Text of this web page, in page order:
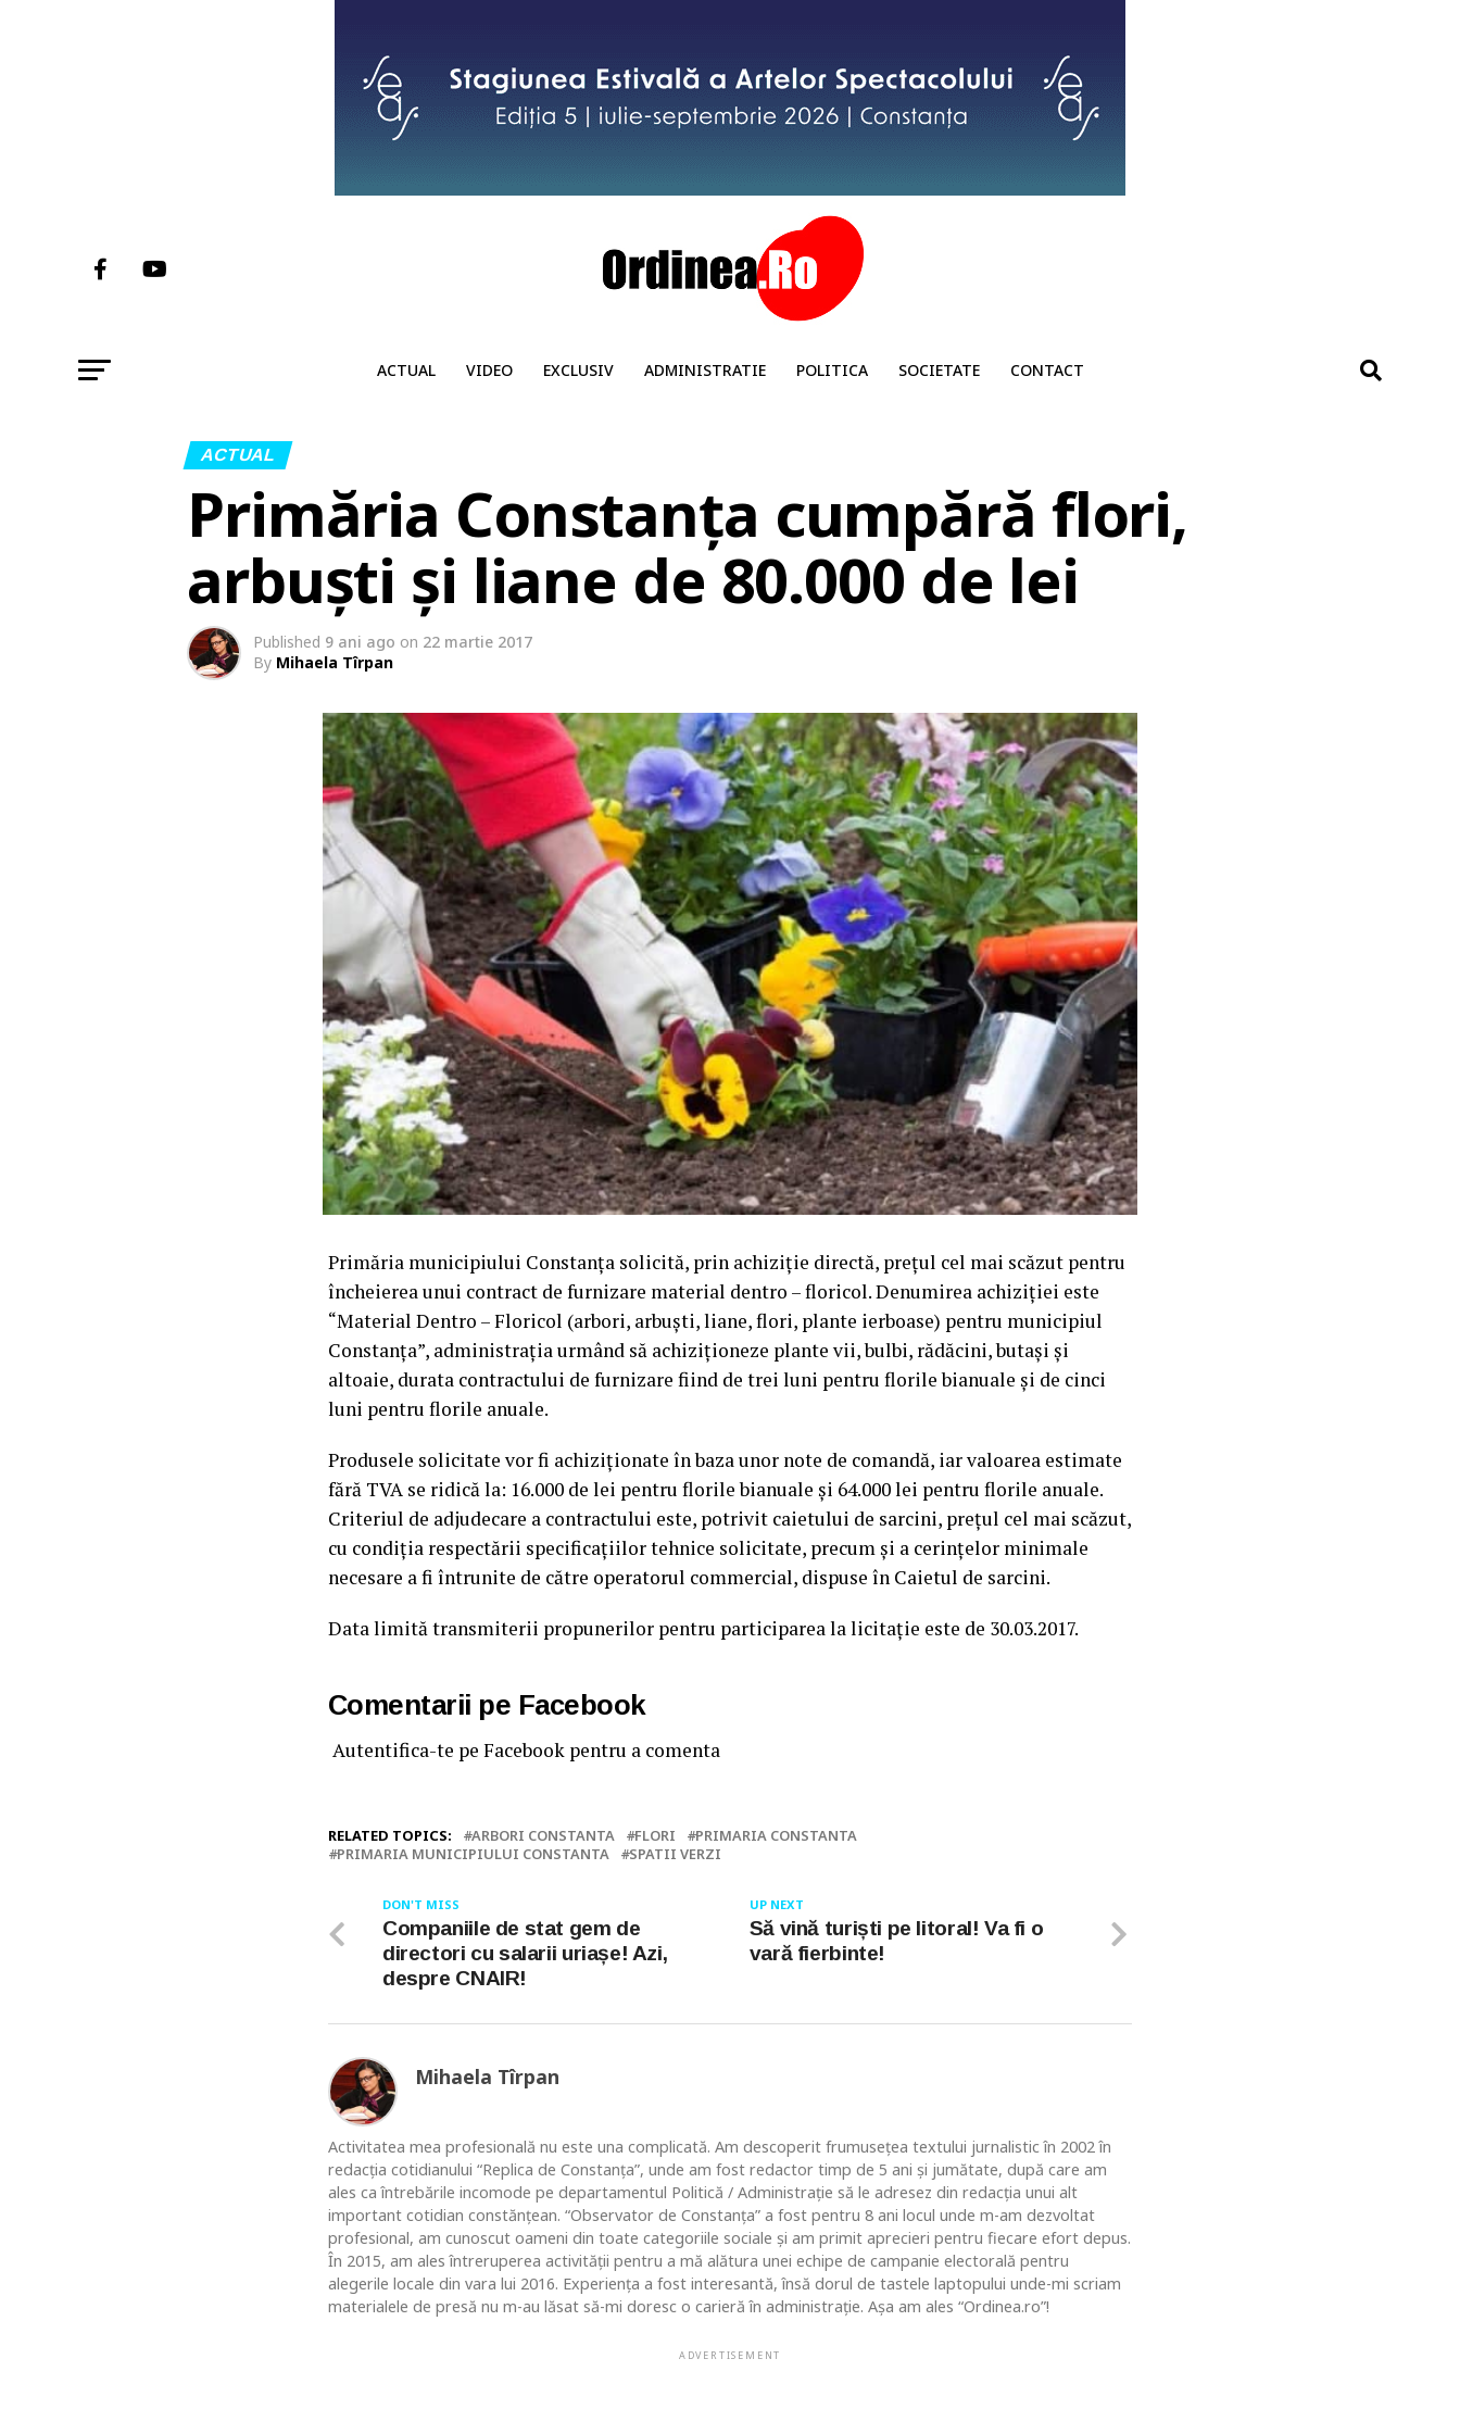
ACTUAL VIDEO EXCLUSIV ADMINISTRATIE POLITICA SOCIETATE CONTACT
ACTUAL
Primăria Constanța cumpără flori,
arbuști și liane de 80.000 de lei
Published 9 ani ago on 22 martie 2017
By Mihaela Tîrpan
Primăria municipiului Constanța solicită, prin achiziție directă, prețul cel mai scăzut pentru
încheierea unui contract de furnizare material dentro – floricol. Denumirea achiziției este
“Material Dentro – Floricol (arbori, arbuști, liane, flori, plante ierboase) pentru municipiul
Constanța”, administrația urmând să achiziționeze plante vii, bulbi, rădăcini, butași și
altoaie, durata contractului de furnizare fiind de trei luni pentru florile bianuale și de cinci
luni pentru florile anuale.
Produsele solicitate vor fi achiziționate în baza unor note de comandă, iar valoarea estimate
fără TVA se ridică la: 16.000 de lei pentru florile bianuale și 64.000 lei pentru florile anuale.
Criteriul de adjudecare a contractului este, potrivit caietului de sarcini, prețul cel mai scăzut,
cu condiția respectării specificațiilor tehnice solicitate, precum și a cerințelor minimale
necesare a fi întrunite de către operatorul commercial, dispuse în Caietul de sarcini.
Data limită transmiterii propunerilor pentru participarea la licitație este de 30.03.2017.
Comentarii pe Facebook
Autentifica-te pe Facebook pentru a comenta
RELATED TOPICS: ARBORI CONSTANTA FLORI
PRIMARIA CONSTANTA
PRIMARIA MUNICIPIULUI CONSTANTA
SPATII VERZI
UP NEXT
Să vină turiști pe litoral! Va fi o
vară fierbinte!
DON'T MISS
Companiile de stat gem de
directori cu salarii uriașe! Azi,
despre CNAIR!
Mihaela Tîrpan
Activitatea mea profesională nu este una complicată. Am descoperit frumusețea textului jurnalistic în 2002 în
redacția cotidianului “Replica de Constanța”, unde am fost redactor timp de 5 ani și jumătate, după care am
ales ca întrebările incomode pe departamentul Politică / Administrație să le adresez din redacția unui alt
important cotidian constănțean. “Observator de Constanța” a fost pentru 8 ani locul unde m-am dezvoltat
profesional, am cunoscut oameni din toate categoriile sociale și am primit aprecieri pentru fiecare efort depus.
În 2015, am ales întreruperea activității pentru a mă alătura unei echipe de campanie electorală pentru
alegerile locale din vara lui 2016. Experiența a fost interesantă, însă dorul de tastele laptopului unde-mi scriam
materialele de presă nu m-au lăsat să-mi doresc o carieră în administrație. Așa am ales “Ordinea.ro”!
ADVERTISEMENT